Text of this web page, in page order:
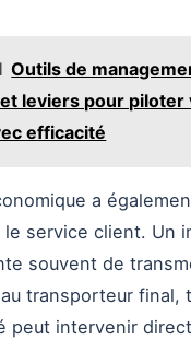
Outils de
leviers pour piloter
efficacité
a
le service client. Un
souvent de
transporteur final,
peut intervenir